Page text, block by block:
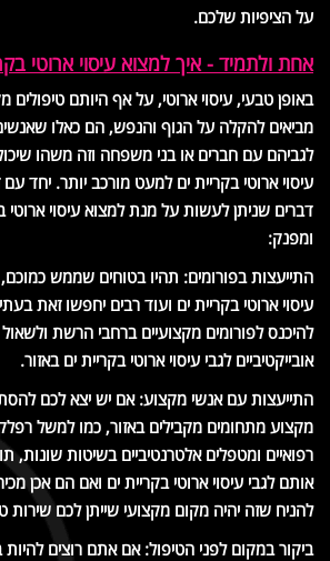
על הציפיות שלכם.
אחת ולתמיד - איך למצוא עיסוי ארוטי
באופן טבעי, עיסוי ארוטי, על אף היותם
מביאים להקלה על הגוף והנפש, הם כאלו
לגביהם עם חברים או בני משפחה וזה משהו
עיסוי ארוטי בקריית ים למעט מורכב יותר. יחד
דברים שניתן לעשות על מנת למצוא עיסוי ארוטי
ומפנק:
התייעצות בפורומים: תהיו בטוחים שממש
עיסוי ארוטי בקריית ים ועוד רבים יחפשו זאת
להיכנס לפורומים מקצועיים ברחבי הרשת
אובייקטיביים לגבי עיסוי ארוטי בקריית ים באזור.
התייעצות עם אנשי מקצוע: אם יש יצא לכם
מקצוע מתחומים מקבילים באזור, כמו למשל
רפואיים ומטפלים אלטרנטיביים בשיטות שונות,
אותם לגבי עיסוי ארוטי בקריית ים ואם הם אכן
להניח שזה יהיה מקום מקצועי שייתן לכם שירות
ביקור במקום לפני הטיפול: אם אתם רוצים